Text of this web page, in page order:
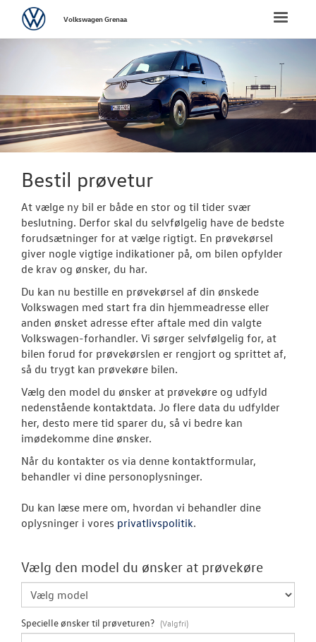
NYE
Finansiering
Modeller
Byg din
Book en
Garanti
BRUGTE BILER
VÆRKSTED
SKADECENTER
NYHEDER
OM OS
Toggle
VolkswagenVolkswagen Grenaa
Bestil prøvetur
At vælge ny bil er både en stor og til tider svær
beslutning. Derfor skal du selvfølgelig have de bedste
forudsætninger for at vælge rigtigt. En prøvekørsel
giver nogle vigtige indikationer på, om bilen opfylder
de krav og ønsker, du har.
Du kan nu bestille en prøvekørsel af din ønskede
Volkswagen med start fra din hjemmeadresse eller
anden ønsket adresse efter aftale med din valgte
Volkswagen-forhandler. Vi sørger selvfølgelig for, at
bilen forud for prøvekørslen er rengjort og sprittet af,
så du trygt kan prøvekøre bilen.
Vælg den model du ønsker at prøvekøre og udfyld
nedenstående kontaktdata. Jo flere data du udfylder
her, desto mere tid sparer du, så vi bedre kan
imødekomme dine ønsker.
Når du kontakter os via denne kontaktformular,
behandler vi dine personoplysninger.
Du kan læse mere om, hvordan vi behandler dine
oplysninger i vores privatlivspolitik.
Vælg den model du ønsker at prøvekøre
Specielle ønsker til prøveturen?